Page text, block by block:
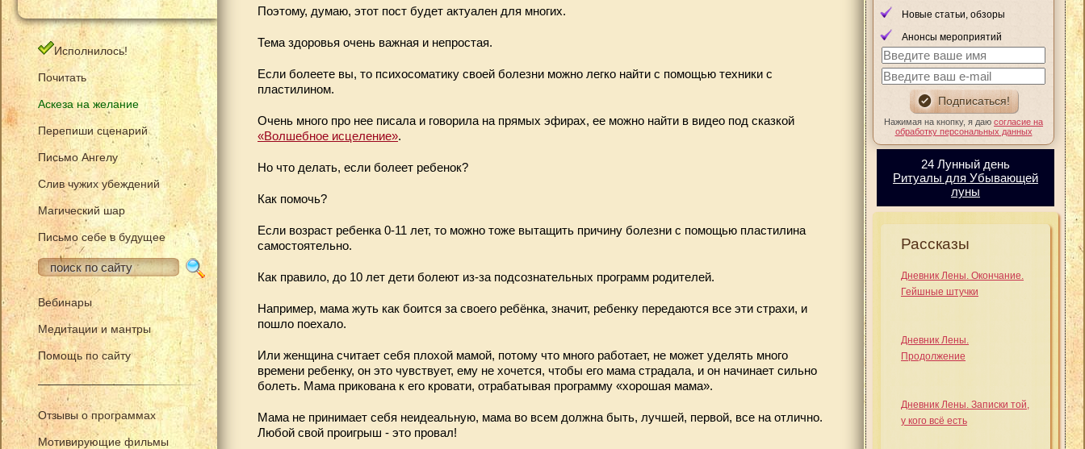
Исполнилось!
Почитать
Аскеза на желание
Перепиши сценарий
Письмо Ангелу
Слив чужих убеждений
Магический шар
Письмо себе в будущее
Вебинары
Медитации и мантры
Помощь по сайту
Отзывы о программах
Мотивирующие фильмы
Поэтому, думаю, этот пост будет актуален для многих.
Тема здоровья очень важная и непростая.
Если болеете вы, то психосоматику своей болезни можно легко найти с помощью техники с
пластилином.
Очень много про нее писала и говорила на прямых эфирах, ее можно найти в видео под сказкой
«Волшебное исцеление».
Но что делать, если болеет ребенок?
Как помочь?
Если возраст ребенка 0-11 лет, то можно тоже вытащить причину болезни с помощью пластилина
самостоятельно.
Как правило, до 10 лет дети болеют из-за подсознательных программ родителей.
Например, мама жуть как боится за своего ребёнка, значит, ребенку передаются все эти страхи, и
пошло поехало.
Или женщина считает себя плохой мамой, потому что много работает, не может уделять много
времени ребенку, он это чувствует, ему не хочется, чтобы его мама страдала, и он начинает сильно
болеть. Мама прикована к его кровати, отрабатывая программу «хорошая мама».
Мама не принимает себя неидеальную, мама во всем должна быть, лучшей, первой, все на отлично.
Любой свой проигрыш - это провал!
Новые статьи, обзоры
Анонсы мероприятий
Нажимая на кнопку, я даю согласие на
обработку персональных данных
24 Лунный день
Ритуалы для Убывающей
луны
Рассказы
Дневник Лены. Окончание.
Гейшные штучки
Дневник Лены.
Продолжение
Дневник Лены. Записки той,
у кого всё есть